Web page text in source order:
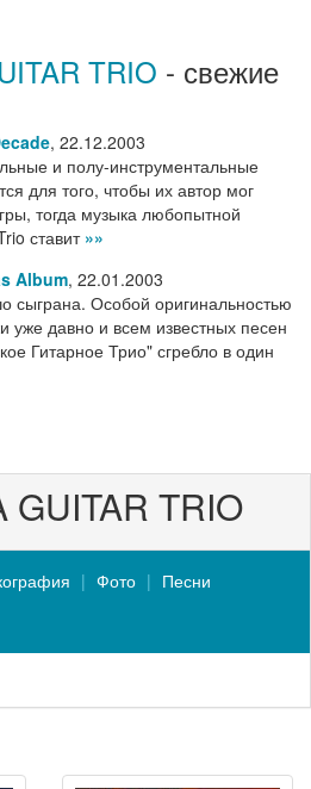
TRIO - свежие
, 22.12.2003
и полу-инструментальные
для того, чтобы их автор мог
тогда музыка любопытной
ставит »»
Album, 22.01.2003
сыграна. Особой оригинальностью
уже давно и всем известных песен
Гитарное Трио" сгребло в один
GUITAR TRIO
Фото
Песни